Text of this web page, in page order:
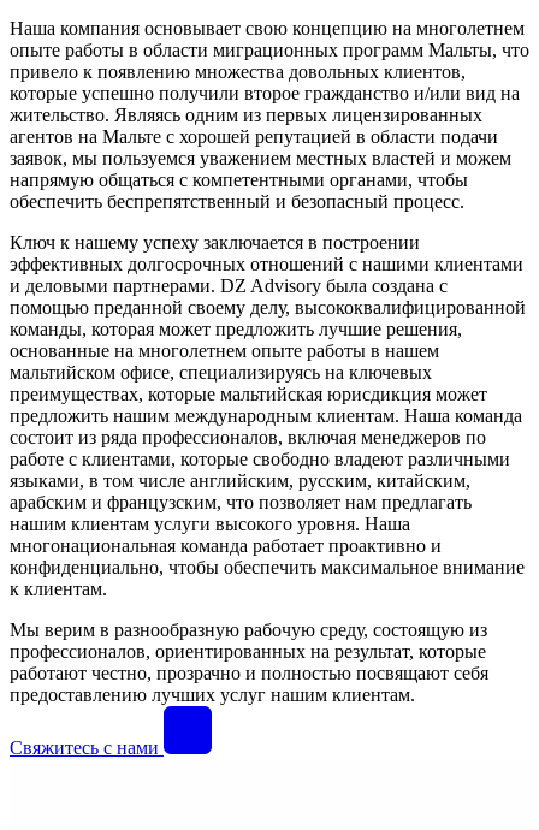
Наша компания основывает свою концепцию на многолетнем
опыте работы в области миграционных программ Мальты, что
привело к появлению множества довольных клиентов,
которые успешно получили второе гражданство и/или вид на
жительство. Являясь одним из первых лицензированных
агентов на Мальте с хорошей репутацией в области подачи
заявок, мы пользуемся уважением местных властей и можем
напрямую общаться с компетентными органами, чтобы
обеспечить беспрепятственный и безопасный процесс.
Ключ к нашему успеху заключается в построении
эффективных долгосрочных отношений с нашими клиентами
и деловыми партнерами. DZ Advisory была создана с
помощью преданной своему делу, высококвалифицированной
команды, которая может предложить лучшие решения,
основанные на многолетнем опыте работы в нашем
мальтийском офисе, специализируясь на ключевых
преимуществах, которые мальтийская юрисдикция может
предложить нашим международным клиентам. Наша команда
состоит из ряда профессионалов, включая менеджеров по
работе с клиентами, которые свободно владеют различными
языками, в том числе английским, русским, китайским,
арабским и французским, что позволяет нам предлагать
нашим клиентам услуги высокого уровня. Наша
многонациональная команда работает проактивно и
конфиденциально, чтобы обеспечить максимальное внимание
к клиентам.
Мы верим в разнообразную рабочую среду, состоящую из
профессионалов, ориентированных на результат, которые
работают честно, прозрачно и полностью посвящают себя
предоставлению лучших услуг нашим клиентам.
Свяжитесь с нами